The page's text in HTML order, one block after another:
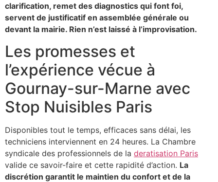
clarification, remet des diagnostics qui font foi,
servent de justificatif en assemblée générale ou
devant la mairie. Rien n’est laissé à l’improvisation.
Les promesses et
l’expérience vécue à
Gournay-sur-Marne avec
Stop Nuisibles Paris
Disponibles tout le temps, efficaces sans délai, les
techniciens interviennent en 24 heures. La Chambre
syndicale des professionnels de la deratisation Paris
valide ce savoir-faire et cette rapidité d’action. La
discrétion garantit le maintien du confort et de la